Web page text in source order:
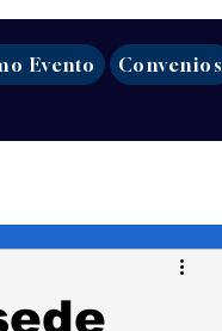
Evento Convenios